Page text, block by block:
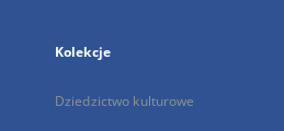
Kolekcje
Dziedzictwo kulturowe